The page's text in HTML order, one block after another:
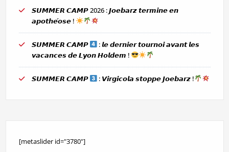
𝙎𝙐𝙈𝙈𝙀𝙍 𝘾𝘼𝙈𝙋 2026 : 𝙅𝙤𝙚𝙗𝙖𝙧𝙯 𝙩𝙚𝙧𝙢𝙞𝙣𝙚 𝙚𝙣
𝙖𝙥𝙤𝙩𝙝𝙚́𝙤𝙨𝙚 !
𝙎𝙐𝙈𝙈𝙀𝙍 𝘾𝘼𝙈𝙋
: 𝙡𝙚 𝙙𝙚𝙧𝙣𝙞𝙚𝙧 𝙩𝙤𝙪𝙧𝙣𝙤𝙞 𝙖𝙫𝙖𝙣𝙩 𝙡𝙚𝙨
𝙫𝙖𝙘𝙖𝙣𝙘𝙚𝙨 𝙙𝙚 𝙇𝙮𝙤𝙣 𝙃𝙤𝙡𝙙𝙚𝙢 !
𝙎𝙐𝙈𝙈𝙀𝙍 𝘾𝘼𝙈𝙋 : 𝙑𝙞𝙧𝙜𝙞𝙘𝙤𝙡𝙖 𝙨𝙩𝙤𝙥𝙥𝙚 𝙅𝙤𝙚𝙗𝙖𝙧𝙯 !
[metaslider id="3780"]